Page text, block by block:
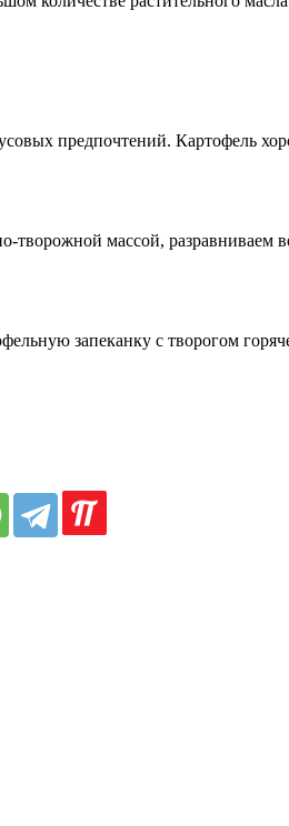
предпочтений. Картофель
массой, разравниваем
запеканку с творогом